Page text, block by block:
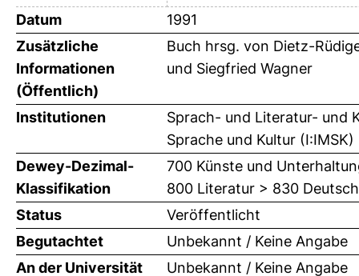
Datum
1991
Zusätzliche
Informationen
(Öffentlich)
Buch hrsg. von Dietz-
und Siegfried Wagner
Institutionen
Sprach- und Literatur- und
Sprache und Kultur
Dewey-Dezimal-
Klassifikation
700 Künste und
800 Literatur > 830
Status
Veröffentlicht
Begutachtet
Unbekannt / Keine Angabe
An der Universität
Unbekannt / Keine Angabe